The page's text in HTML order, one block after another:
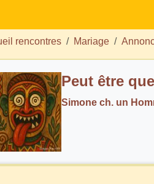
rencontres Mariage
Peut être
Simone ch. un